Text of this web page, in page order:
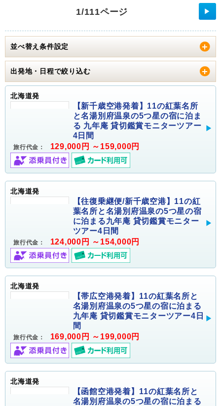
1/111ページ ▶
並べ替え条件設定
出発地・日程で絞り込む
北海道発
【新千歳空港発着】11の紅葉名所
と名湯別府温泉の5つ星の宿に泊ま
る 九年庵 貸切鑑賞モニターツアー
4日間
旅行代金： 129,000円 ～159,000円
北海道発
【往復乗継便/新千歳空港】11の紅
葉名所と名湯別府温泉の5つ星の宿
に泊まる九年庵 貸切鑑賞モニター
ツアー4日間
旅行代金： 124,000円 ～154,000円
北海道発
【帯広空港発着】11の紅葉名所と
名湯別府温泉の5つ星の宿に泊まる
九年庵 貸切鑑賞モニターツアー4日
間
旅行代金： 169,000円 ～199,000円
北海道発
【函館空港発着】11の紅葉名所と
名湯別府温泉の5つ星の宿に泊まる